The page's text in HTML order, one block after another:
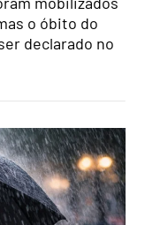
o óbito do
declarado no